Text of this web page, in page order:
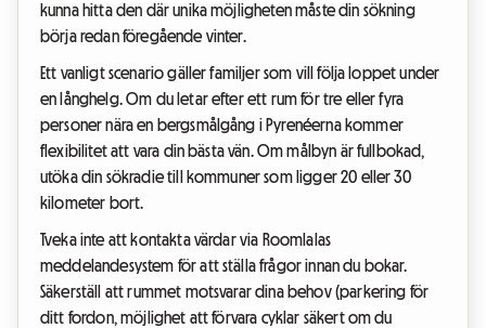
kunna hitta den där unika möjligheten måste din sökning
börja redan föregående vinter.
Ett vanligt scenario gäller familjer som vill följa loppet under
en långhelg. Om du letar efter ett rum för tre eller fyra
personer nära en bergsmålgång i Pyrenéerna kommer
flexibilitet att vara din bästa vän. Om målbyn är fullbokad,
utöka din sökradie till kommuner som ligger 20 eller 30
kilometer bort.
Tveka inte att kontakta värdar via Roomlalas
meddelandesystem för att ställa frågor innan du bokar.
Säkerställ att rummet motsvarar dina behov (parkering för
ditt fordon, möjlighet att förvara cyklar säkert om du